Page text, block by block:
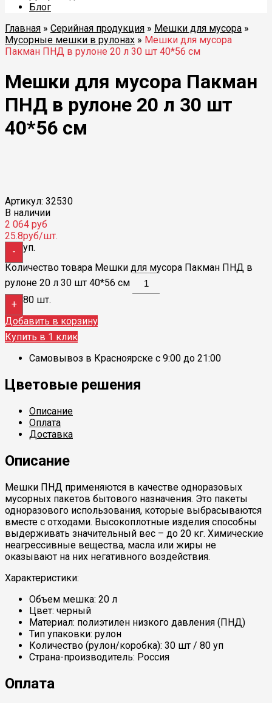
Блог
Главная » Серийная продукция » Мешки для мусора »
Мусорные мешки в рулонах » Мешки для мусора
Пакман ПНД в рулоне 20 л 30 шт 40*56 см
Мешки для мусора Пакман
ПНД в рулоне 20 л 30 шт
40*56 см
Артикул: 32530
В наличии
2 064 руб
25.8руб/шт.
-
Количество товара Мешки для мусора Пакман ПНД в
рулоне 20 л 30 шт 40*56 см
+
уп.
80 шт.
Добавить в корзину
Купить в 1 клик
Самовывоз в Красноярске с 9:00 до 21:00
Цветовые решения
Описание
Оплата
Доставка
Описание
Мешки ПНД применяются в качестве одноразовых
мусорных пакетов бытового назначения. Это пакеты
одноразового использования, которые выбрасываются
вместе с отходами. Высокоплотные изделия способны
выдерживать значительный вес – до 20 кг. Химические
неагрессивные вещества, масла или жиры не
оказывают на них негативного воздействия.
Характеристики:
Объем мешка: 20 л
Цвет: черный
Материал: полиэтилен низкого давления (ПНД)
Тип упаковки: рулон
Количество (рулон/коробка): 30 шт / 80 уп
Страна-производитель: Россия
Оплата